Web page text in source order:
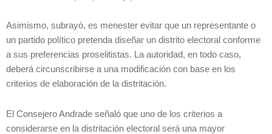
Asimismo, subrayó, es menester evitar que un representante o
un partido político pretenda diseñar un distrito electoral conforme
a sus preferencias proselitistas. La autoridad, en todo caso,
deberá circunscribirse a una modificación con base en los
criterios de elaboración de la distritación.
El Consejero Andrade señaló que uno de los criterios a
considerarse en la distritación electoral será una mayor